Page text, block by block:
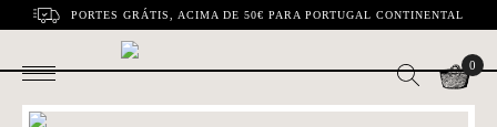
PORTES GRÁTIS, ACIMA DE 50€ PARA PORTUGAL CONTINENTAL
0